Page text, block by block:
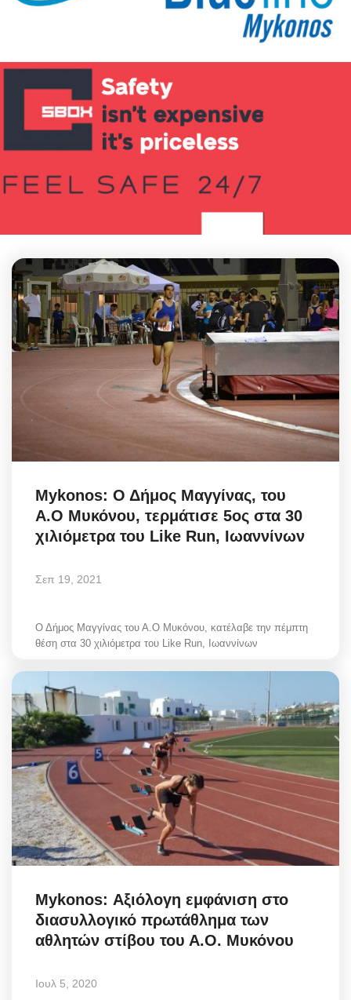
Mykonos: Ο Δήμος Μαγγίνας, του
Α.Ο Μυκόνου, τερμάτισε 5ος στα 30
χιλιόμετρα του Like Run, Ιωαννίνων
Σεπ 19, 2021
Ο Δήμος Μαγγίνας του Α.Ο Μυκόνου, κατέλαβε την πέμπτη
θέση στα 30 χιλιόμετρα του Like Run, Ιωαννίνων
Mykonos: Αξιόλογη εμφάνιση στο
διασυλλογικό πρωτάθλημα των
αθλητών στίβου του Α.Ο. Μυκόνου
Ιουλ 5, 2020